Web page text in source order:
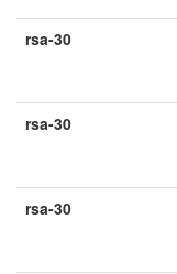
rsa-30
rsa-30
rsa-30